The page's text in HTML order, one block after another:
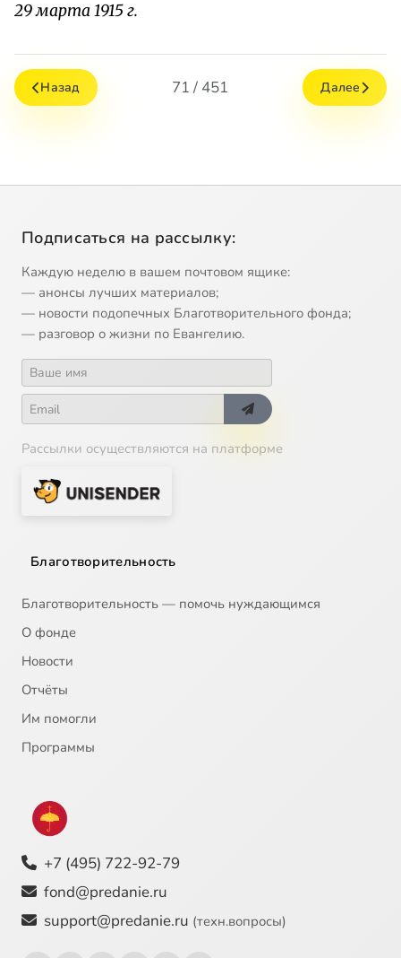
29 марта 1915 г.
Назад 71 / 451 Далее
Подписаться на рассылку:
Каждую неделю в вашем почтовом ящике:
— анонсы лучших материалов;
— новости подопечных Благотворительного фонда;
— разговор о жизни по Евангелию.
Рассылки осуществляются на платформе
Благотворительность
Благотворительность — помочь нуждающимся
О фонде
Новости
Отчёты
Им помогли
Программы
+7 (495) 722-92-79
fond@predanie.ru
support@predanie.ru (техн.вопросы)